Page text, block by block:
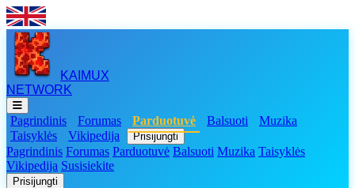
KAIMUX
NETWORK
Pagrindinis Forumas Parduotuvė Balsuoti
Muzika
Taisyklės
Vikipedija Prisijungti
Pagrindinis Forumas Parduotuvė Balsuoti Muzika Taisyklės
Vikipedija Susisiekite
Prisijungti